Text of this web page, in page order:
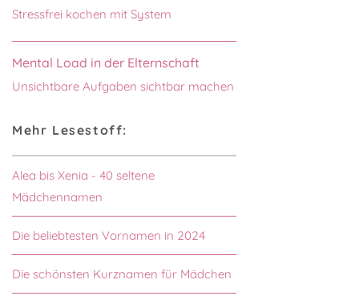
Stressfrei kochen mit System
Mental Load in der Elternschaft
Unsichtbare Aufgaben sichtbar machen
Mehr Lesestoff:
Alea bis Xenia - 40 seltene
Mädchennamen
Die beliebtesten Vornamen in 2024
Die schönsten Kurznamen für Mädchen